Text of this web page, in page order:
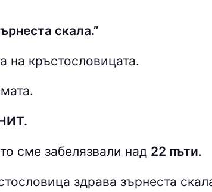
скала.”
на кръстословицата.
сме забелязвали над 22 пъти.
здрава зърнеста